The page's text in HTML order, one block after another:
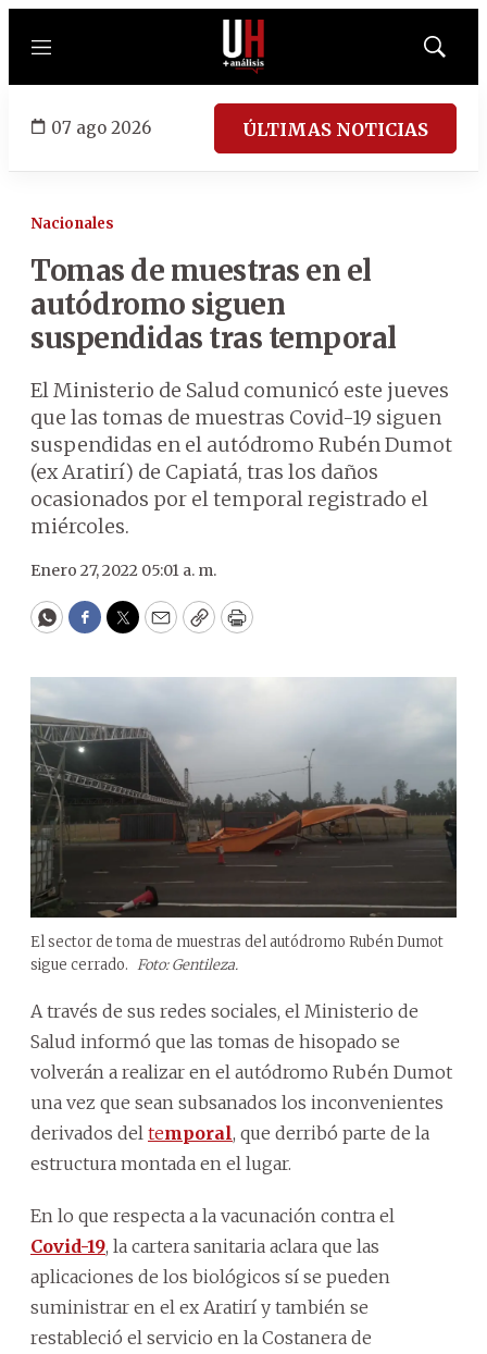
Menú
Mostrar
07 ago 2026 ÚLTIMAS NOTICIAS
Nacionales
Tomas de muestras en el
autódromo siguen
suspendidas tras temporal
El Ministerio de Salud comunicó este jueves
que las tomas de muestras Covid-19 siguen
suspendidas en el autódromo Rubén Dumot
(ex Aratirí) de Capiatá, tras los daños
ocasionados por el temporal registrado el
miércoles.
Enero 27, 2022 05:01 a. m.
WhatsApp
Facebook
Twitter
EmailCopyPrint
El sector de toma de muestras del autódromo Rubén Dumot
sigue cerrado. Foto: Gentileza.
A través de sus redes sociales, el Ministerio de
Salud informó que las tomas de hisopado se
volverán a realizar en el autódromo Rubén Dumot
una vez que sean subsanados los inconvenientes
derivados del temporal, que derribó parte de la
estructura montada en el lugar.
En lo que respecta a la vacunación contra el
Covid-19, la cartera sanitaria aclara que las
aplicaciones de los biológicos sí se pueden
suministrar en el ex Aratirí y también se
restableció el servicio en la Costanera de